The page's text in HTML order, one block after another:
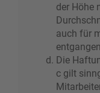
der Höhe
auch für
Die
c gilt